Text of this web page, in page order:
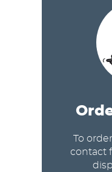
To
contact